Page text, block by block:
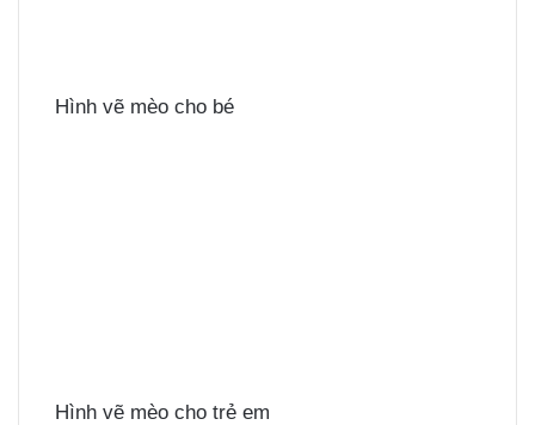
Hình vẽ mèo cho bé
Hình vẽ mèo cho trẻ em